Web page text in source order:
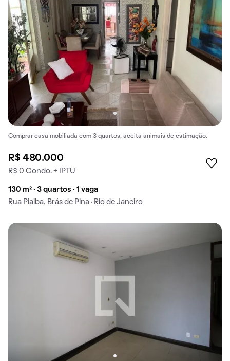
Comprar casa mobiliada com 3 quartos, aceita animais de estimação.
R$ 480.000
R$ 0 Condo. + IPTU
130 m² · 3 quartos · 1 vaga
Rua Piaiba, Brás de Pina · Rio de Janeiro